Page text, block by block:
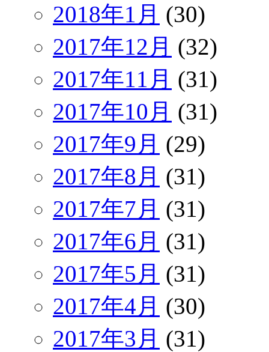
2018年1月 (30)
2017年12月 (32)
2017年11月 (31)
2017年10月 (31)
2017年9月 (29)
2017年8月 (31)
2017年7月 (31)
2017年6月 (31)
2017年5月 (31)
2017年4月 (30)
2017年3月 (31)